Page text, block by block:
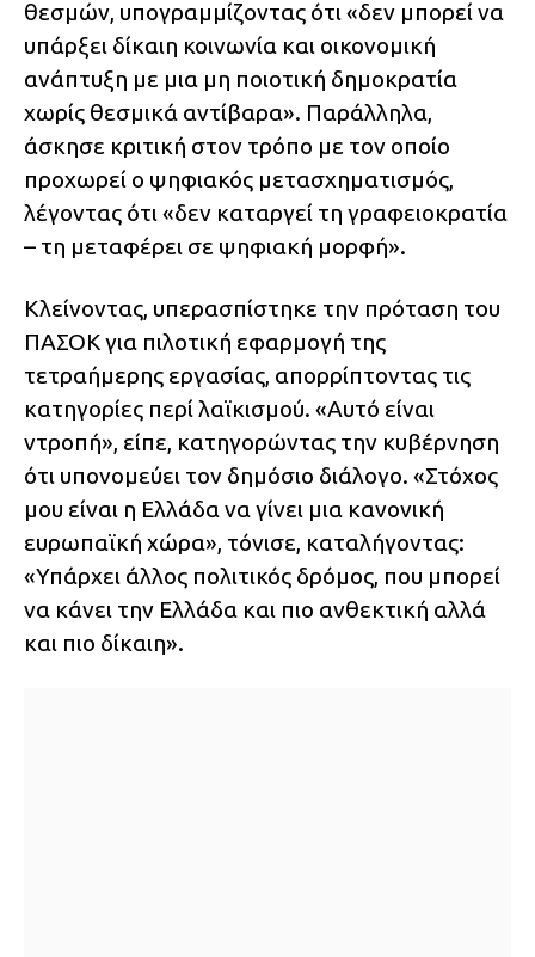
θεσμών, υπογραμμίζοντας ότι «δεν μπορεί να
υπάρξει δίκαιη κοινωνία και οικονομική
ανάπτυξη με μια μη ποιοτική δημοκρατία
χωρίς θεσμικά αντίβαρα». Παράλληλα,
άσκησε κριτική στον τρόπο με τον οποίο
προχωρεί ο ψηφιακός μετασχηματισμός,
λέγοντας ότι «δεν καταργεί τη γραφειοκρατία
– τη μεταφέρει σε ψηφιακή μορφή».
Κλείνοντας, υπερασπίστηκε την πρόταση του
ΠΑΣΟΚ για πιλοτική εφαρμογή της
τετραήμερης εργασίας, απορρίπτοντας τις
κατηγορίες περί λαϊκισμού. «Αυτό είναι
ντροπή», είπε, κατηγορώντας την κυβέρνηση
ότι υπονομεύει τον δημόσιο διάλογο. «Στόχος
μου είναι η Ελλάδα να γίνει μια κανονική
ευρωπαϊκή χώρα», τόνισε, καταλήγοντας:
«Υπάρχει άλλος πολιτικός δρόμος, που μπορεί
να κάνει την Ελλάδα και πιο ανθεκτική αλλά
και πιο δίκαιη».